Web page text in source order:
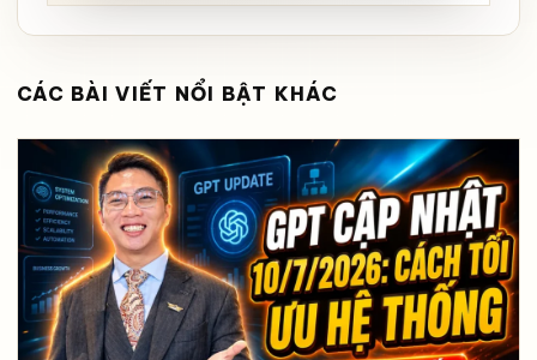
CÁC BÀI VIẾT NỔI BẬT KHÁC